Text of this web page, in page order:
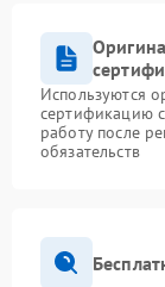
Используются
сертификацию
работу после
обязательств